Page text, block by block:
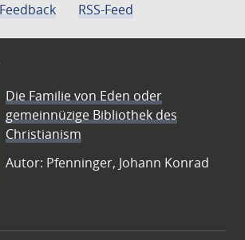
Feedback
RSS-Feed
Die Familie von Eden oder
gemeinnüzige Bibliothek des
Christianism
Autor: Pfenninger, Johann Konrad